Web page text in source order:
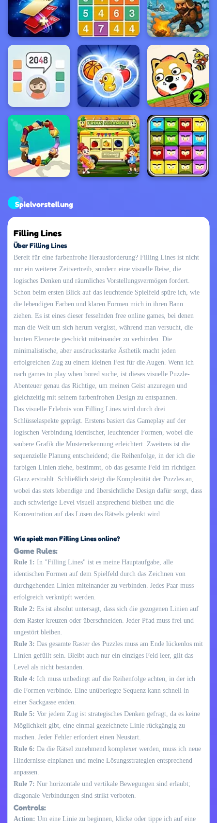
Spielvorstellung
Filling Lines
Über Filling Lines
Bereit für eine farbenfrohe Herausforderung? Filling Lines ist nicht
nur ein weiterer Zeitvertreib, sondern eine visuelle Reise, die
logisches Denken und räumliches Vorstellungsvermögen fordert.
Schon beim ersten Blick auf das leuchtende Spielfeld spüre ich, wie
die lebendigen Farben und klaren Formen mich in ihren Bann
ziehen. Es ist eines dieser fesselnden free online games, bei denen
man die Welt um sich herum vergisst, während man versucht, die
bunten Elemente geschickt miteinander zu verbinden. Die
minimalistische, aber ausdrucksstarke Ästhetik macht jeden
erfolgreichen Zug zu einem kleinen Fest für die Augen. Wenn ich
nach games to play when bored suche, ist dieses visuelle Puzzle-
Abenteuer genau das Richtige, um meinen Geist anzuregen und
gleichzeitig mit seinem farbenfrohen Design zu entspannen.
Das visuelle Erlebnis von Filling Lines wird durch drei
Schlüsselaspekte geprägt. Erstens basiert das Gameplay auf der
logischen Verbindung identischer, leuchtender Formen, wobei die
saubere Grafik die Mustererkennung erleichtert. Zweitens ist die
sequenzielle Planung entscheidend; die Reihenfolge, in der ich die
farbigen Linien ziehe, bestimmt, ob das gesamte Feld im richtigen
Glanz erstrahlt. Schließlich steigt die Komplexität der Puzzles an,
wobei das stets lebendige und übersichtliche Design dafür sorgt, dass
auch schwierige Level visuell ansprechend bleiben und die
Konzentration auf das Lösen des Rätsels gelenkt wird.
Wie spielt man Filling Lines online?
Game Rules:
Rule 1: In "Filling Lines" ist es meine Hauptaufgabe, alle
identischen Formen auf dem Spielfeld durch das Zeichnen von
durchgehenden Linien miteinander zu verbinden. Jedes Paar muss
erfolgreich verknüpft werden.
Rule 2: Es ist absolut untersagt, dass sich die gezogenen Linien auf
dem Raster kreuzen oder überschneiden. Jeder Pfad muss frei und
ungestört bleiben.
Rule 3: Das gesamte Raster des Puzzles muss am Ende lückenlos mit
Linien gefüllt sein. Bleibt auch nur ein einziges Feld leer, gilt das
Level als nicht bestanden.
Rule 4: Ich muss unbedingt auf die Reihenfolge achten, in der ich
die Formen verbinde. Eine unüberlegte Sequenz kann schnell in
einer Sackgasse enden.
Rule 5: Vor jedem Zug ist strategisches Denken gefragt, da es keine
Möglichkeit gibt, eine einmal gezeichnete Linie rückgängig zu
machen. Jeder Fehler erfordert einen Neustart.
Rule 6: Da die Rätsel zunehmend komplexer werden, muss ich neue
Hindernisse einplanen und meine Lösungsstrategien entsprechend
anpassen.
Rule 7: Nur horizontale und vertikale Bewegungen sind erlaubt;
diagonale Verbindungen sind strikt verboten.
Controls:
Action: Um eine Linie zu beginnen, klicke oder tippe ich auf eine